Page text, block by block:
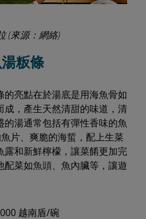
(來源：網絡)
粄條
亮點在於湯底是用海魚骨如
成，產生天然清甜的味道，清
湯通常包括有彈性香味的魚
片、爽脆的海蜇，配上生菜
露和新鮮檸檬，讓菜餚更加完
配菜如魚頭、魚內臟等，讓遊
越南盾/碗